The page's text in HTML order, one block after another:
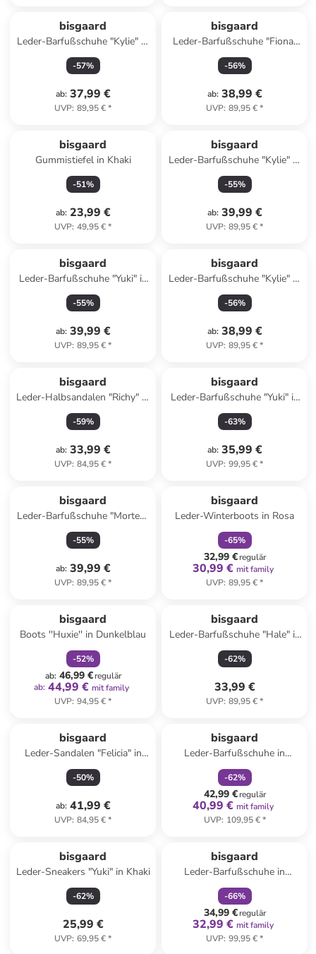
bisgaard
Leder-Barfußschuhe "Kylie" in
Hellblau
-57%
ab: 37,99 €
UVP: 89,95 €*
bisgaard
Leder-Barfußschuhe "Fiona"
in Khaki/ Creme
-56%
ab: 38,99 €
UVP: 89,95 €*
bisgaard
Gummistiefel in Khaki
-51%
ab: 23,99 €
UVP: 49,95 €*
bisgaard
Leder-Barfußschuhe "Kylie" in
Rosa
-55%
ab: 39,99 €
UVP: 89,95 €*
bisgaard
Leder-Barfußschuhe "Yuki" in
Grau/ Hellblau
-55%
ab: 39,99 €
UVP: 89,95 €*
bisgaard
Leder-Barfußschuhe "Kylie" in
Grau
-56%
ab: 38,99 €
UVP: 89,95 €*
bisgaard
Leder-Halbsandalen "Richy" in
Orange
-59%
ab: 33,99 €
UVP: 84,95 €*
bisgaard
Leder-Barfußschuhe "Yuki" in
Blau
-63%
ab: 35,99 €
UVP: 99,95 €*
bisgaard
Leder-Barfußschuhe "Morten"
in Lila/ Creme
-55%
ab: 39,99 €
UVP: 89,95 €*
bisgaard
Leder-Winterboots in Rosa
-65%
32,99 €regulär
30,99 € mit family
UVP: 89,95 €*
bisgaard
Boots ''Huxie'' in Dunkelblau
-52%
ab: 46,99 €regulär
ab: 44,99 € mit family
UVP: 94,95 €*
bisgaard
Leder-Barfußschuhe "Hale" in
Dunkelblau
-62%
33,99 €
UVP: 89,95 €*
bisgaard
Leder-Sandalen "Felicia" in
Gold/ Rosa
-50%
ab: 41,99 €
UVP: 84,95 €*
bisgaard
Leder-Barfußschuhe in
Bordeaux
-62%
42,99 €regulär
40,99 € mit family
UVP: 109,95 €*
bisgaard
Leder-Sneakers "Yuki" in Khaki
-62%
25,99 €
UVP: 69,95 €*
bisgaard
Leder-Barfußschuhe in
Hellbraun
-66%
34,99 €regulär
32,99 € mit family
UVP: 99,95 €*